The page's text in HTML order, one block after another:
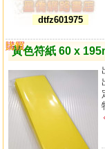
dtfz601975
黃色符紙 60 x
購買
比較